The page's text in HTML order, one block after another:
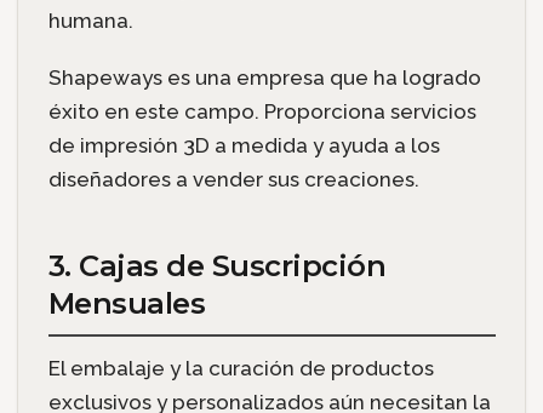
humana.
Shapeways es una empresa que ha logrado
éxito en este campo. Proporciona servicios
de impresión 3D a medida y ayuda a los
diseñadores a vender sus creaciones.
3. Cajas de Suscripción
Mensuales
El embalaje y la curación de productos
exclusivos y personalizados aún necesitan la